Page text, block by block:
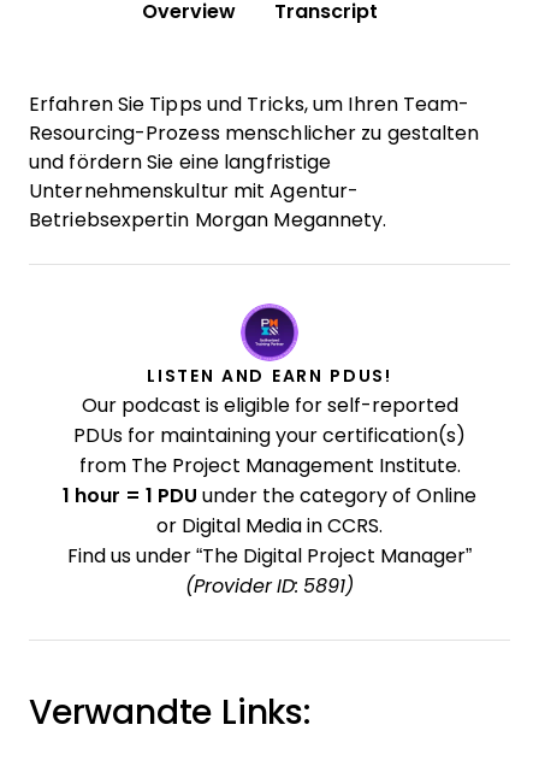
Overview Transcript
Erfahren Sie Tipps und Tricks, um Ihren Team-
Resourcing-Prozess menschlicher zu gestalten
und fördern Sie eine langfristige
Unternehmenskultur mit Agentur-
Betriebsexpertin Morgan Megannety.
LISTEN AND EARN PDUS!
Our podcast is eligible for self-reported
PDUs for maintaining your certification(s)
from The Project Management Institute.
1 hour = 1 PDU under the category of Online
or Digital Media in CCRS.
Find us under “The Digital Project Manager”
(Provider ID: 5891)
Verwandte Links: